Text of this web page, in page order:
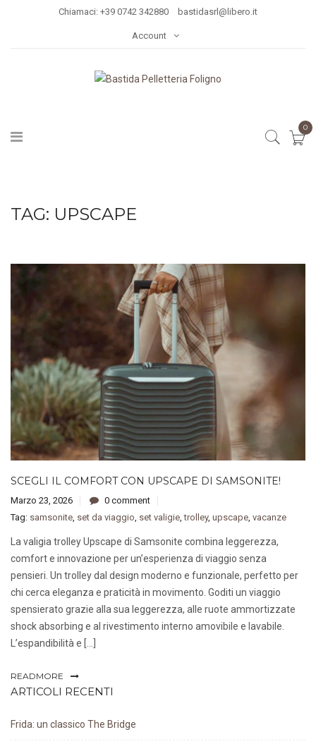
Chiamaci: +39 0742 342880 bastidasrl@libero.it
Account
0
TAG: UPSCAPE
SCEGLI IL COMFORT CON UPSCAPE DI SAMSONITE!
Marzo 23, 2026
0 comment
Tag: samsonite set da viaggio set valigie ,trolley, upscape vacanze
La valigia trolley Upscape di Samsonite combina leggerezza,
comfort e innovazione per un’esperienza di viaggio senza
pensieri. Un trolley dal design moderno e funzionale, perfetto per
chi cerca eleganza e praticità in movimento. Goditi un viaggio
spensierato grazie alla sua leggerezza, alle ruote ammortizzate
shock absorbing e al rivestimento interno amovibile e lavabile.
L’espandibilità e […]
READMORE
ARTICOLI RECENTI
Frida: un classico The Bridge